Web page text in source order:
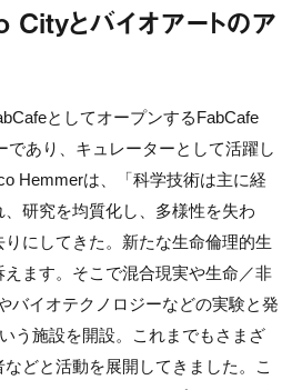
とバイオアートのア
としてオープンするFabCafe
であり、キュレーターとして活躍し
Hemmerは、「科学技術は主に経
研究を均質化し、多様性を失わ
にしてきた。新たな生命倫理的生
ます。そこで混合現実や生命／非
バイオテクノロジーなどの実験と発
う施設を開設。これまでもさまざ
どと活動を展開してきました。こ